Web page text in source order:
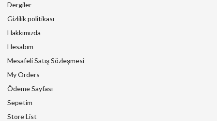
Dergiler
Gizlilik politikası
Hakkımızda
Hesabım
Mesafeli Satış Sözleşmesi
My Orders
Ödeme Sayfası
Sepetim
Store List